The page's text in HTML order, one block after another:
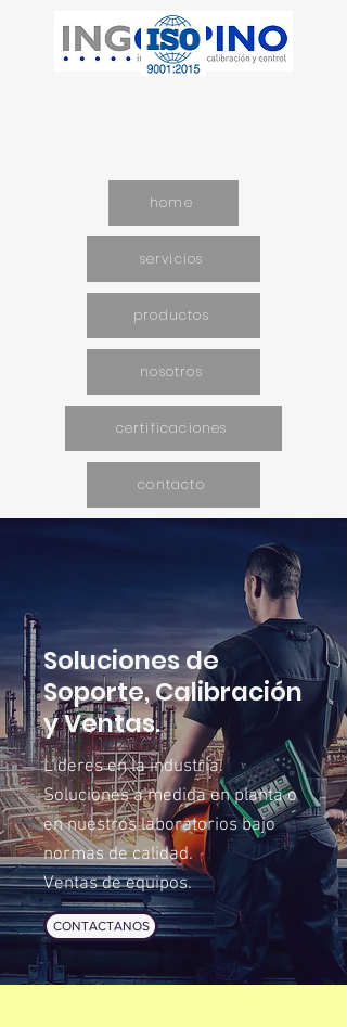
productos
nosotros
certificaciones
contacto
home
servicios
Soluciones de
Soporte, Calibración
y Ventas.
Lideres en la industria.
Soluciones a medida en planta o
en nuestros laboratorios bajo
normas de calidad.
Ventas de equipos.
CONTACTANOS